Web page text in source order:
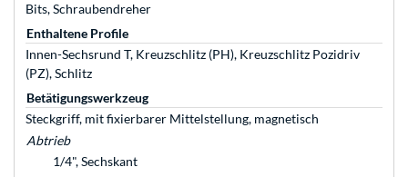
Bits, Schraubendreher
Enthaltene Profile
Innen-Sechsrund T, Kreuzschlitz (PH), Kreuzschlitz Pozidriv
(PZ), Schlitz
Betätigungswerkzeug
Steckgriff, mit fixierbarer Mittelstellung, magnetisch
Abtrieb
1/4", Sechskant